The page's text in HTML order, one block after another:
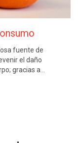
fuente de
el daño
gracias a…